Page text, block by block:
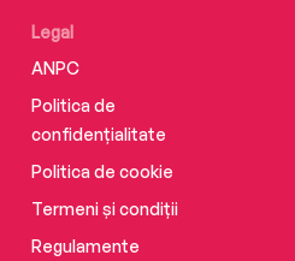
Legal
ANPC
Politica de
confidențialitate
Politica de cookie
Termeni și condiții
Regulamente